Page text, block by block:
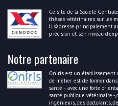
Ce site de la Société
thèses vétérinaires sur les
Il s’adresse principalement
précision et son niveau
Notre partenaire
Oniris est un établissement
de métier est de former
santé – avec une forte
santé publique vétérinaire -,
ingénieurs, des doctorants,